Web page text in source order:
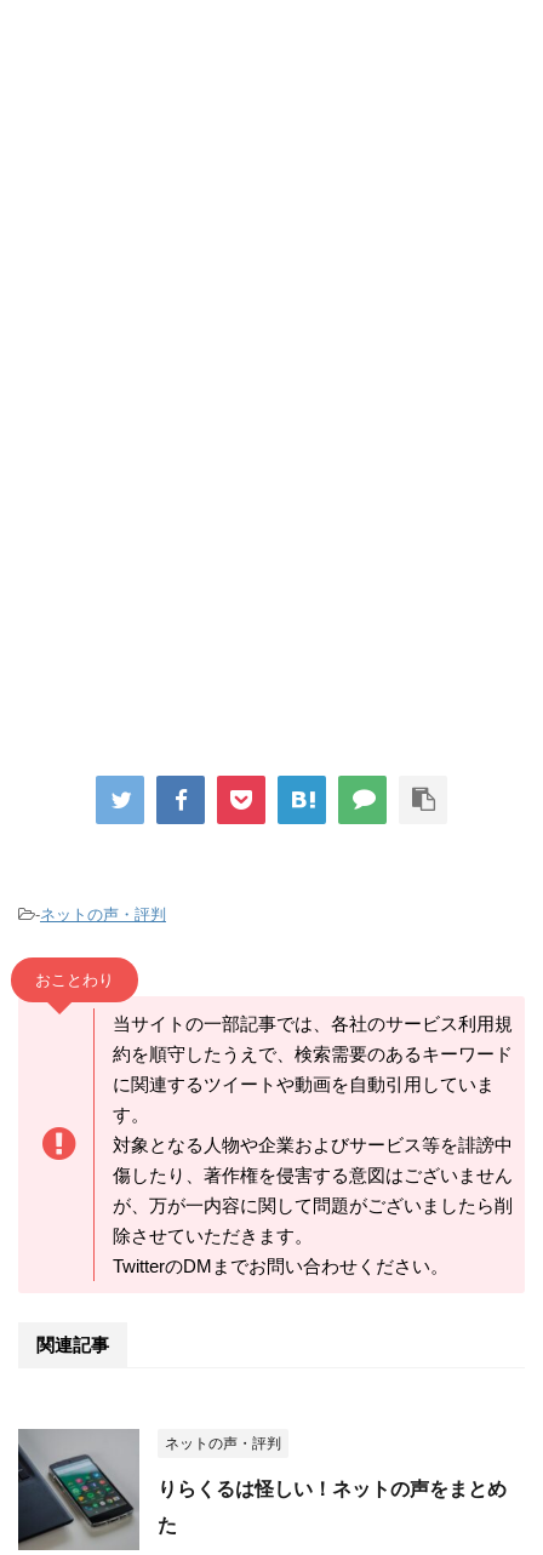
-ネットの声・評判
おことわり
当サイトの一部記事では、各社のサービス利用規
約を順守したうえで、検索需要のあるキーワード
に関連するツイートや動画を自動引用していま
す。
対象となる人物や企業およびサービス等を誹謗中
傷したり、著作権を侵害する意図はございません
が、万が一内容に関して問題がございましたら削
除させていただきます。
TwitterのDMまでお問い合わせください。
関連記事
ネットの声・評判
りらくるは怪しい！ネットの声をまとめ
た